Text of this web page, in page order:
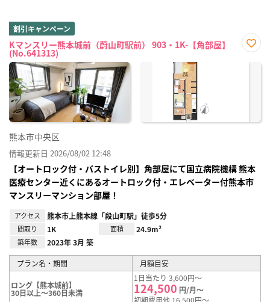
割引キャンペーン
Kマンスリー熊本城前（蔚山町駅前） 903・1K-【角部屋】
(No.641313)
に入
熊本市中央区
情報更新日 2026/08/02 12:48
【オートロック付・バストイレ別】角部屋にて国立病院機構 熊本
医療センター近くにあるオートロック付・エレベーター付熊本市
マンスリーマンション部屋！
アクセス 熊本市上熊本線「段山町駅」徒歩5分
間取り 1K 面積 24.9m²
築年数 2023年 3月 築
プラン名・期間 月額目安
ロング【熊本城前】
30日以上～360日未満
1日当たり 3,600円～
124,500 円/月～
初期費用他 16,500円～